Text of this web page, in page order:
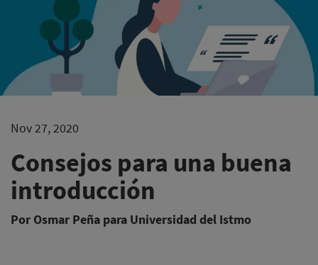
Nov 27, 2020
Consejos para una buena
introducción
Por Osmar Peña para Universidad del Istmo